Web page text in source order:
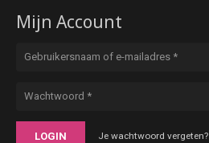
Mijn Account
LOGIN Je wachtwoord vergeten?